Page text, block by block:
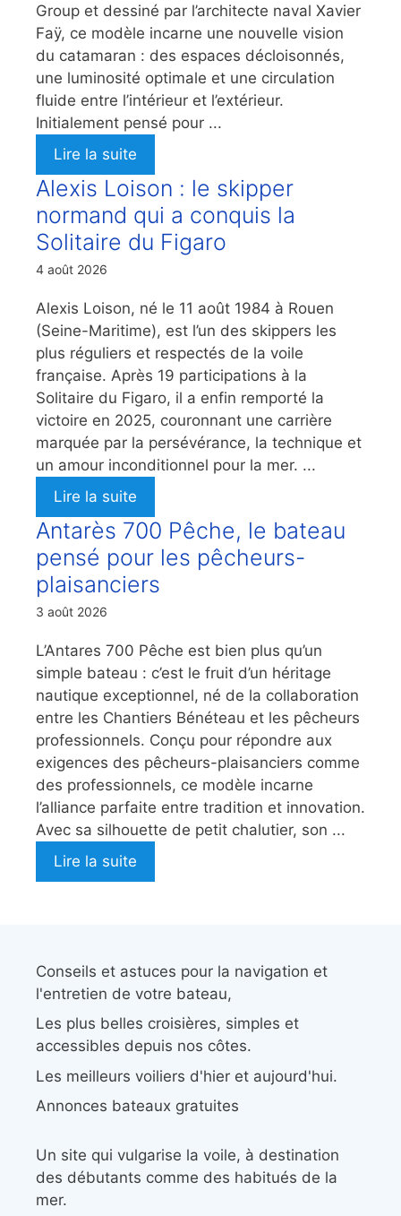
Group et dessiné par l’architecte naval Xavier
Faÿ, ce modèle incarne une nouvelle vision
du catamaran : des espaces décloisonnés,
une luminosité optimale et une circulation
fluide entre l’intérieur et l’extérieur.
Initialement pensé pour ...
Lire la suite
Alexis Loison : le skipper
normand qui a conquis la
Solitaire du Figaro
4 août 2026
Alexis Loison, né le 11 août 1984 à Rouen
(Seine-Maritime), est l’un des skippers les
plus réguliers et respectés de la voile
française. Après 19 participations à la
Solitaire du Figaro, il a enfin remporté la
victoire en 2025, couronnant une carrière
marquée par la persévérance, la technique et
un amour inconditionnel pour la mer. ...
Lire la suite
Antarès 700 Pêche, le bateau
pensé pour les pêcheurs-
plaisanciers
3 août 2026
L’Antares 700 Pêche est bien plus qu’un
simple bateau : c’est le fruit d’un héritage
nautique exceptionnel, né de la collaboration
entre les Chantiers Bénéteau et les pêcheurs
professionnels. Conçu pour répondre aux
exigences des pêcheurs-plaisanciers comme
des professionnels, ce modèle incarne
l’alliance parfaite entre tradition et innovation.
Avec sa silhouette de petit chalutier, son ...
Lire la suite
Conseils et astuces pour la navigation et
l'entretien de votre bateau,
Les plus belles croisières, simples et
accessibles depuis nos côtes.
Les meilleurs voiliers d'hier et aujourd'hui.
Annonces bateaux gratuites
Un site qui vulgarise la voile, à destination
des débutants comme des habitués de la
mer.